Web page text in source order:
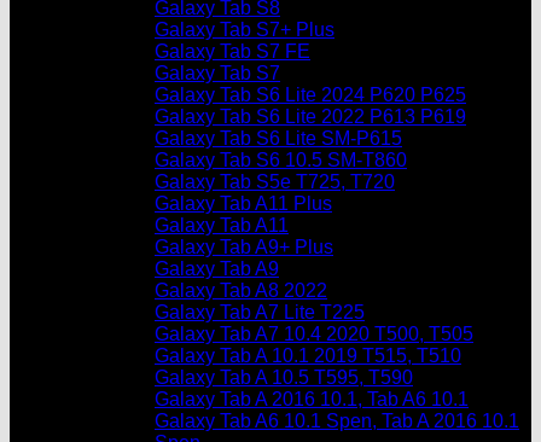
Galaxy Tab S8
Galaxy Tab S7+ Plus
Galaxy Tab S7 FE
Galaxy Tab S7
Galaxy Tab S6 Lite 2024 P620 P625
Galaxy Tab S6 Lite 2022 P613 P619
Galaxy Tab S6 Lite SM-P615
Galaxy Tab S6 10.5 SM-T860
Galaxy Tab S5e T725, T720
Galaxy Tab A11 Plus
Galaxy Tab A11
Galaxy Tab A9+ Plus
Galaxy Tab A9
Galaxy Tab A8 2022
Galaxy Tab A7 Lite T225
Galaxy Tab A7 10.4 2020 T500, T505
Galaxy Tab A 10.1 2019 T515, T510
Galaxy Tab A 10.5 T595, T590
Galaxy Tab A 2016 10.1, Tab A6 10.1
Galaxy Tab A6 10.1 Spen, Tab A 2016 10.1